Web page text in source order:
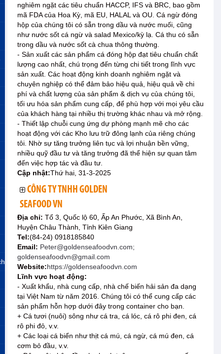
nghiêm ngặt các tiêu chuẩn HACCP, IFS và BRC, bao gồm
mã FDA của Hoa Kỳ, mã EU, HALAL và OU. Cá ngừ đóng
hộp của chúng tôi có sẵn trong dầu và nước muối, cũng
như nước sốt cá ngừ và salad Mexico/kỳ lạ. Cá thu có sẵn
trong dầu và nước sốt cà chua thông thường.
- Sản xuất các sản phẩm cá đóng hộp đạt tiêu chuẩn chất
lượng cao nhất, chú trọng đến từng chi tiết trong lĩnh vực
sản xuất. Các hoạt động kinh doanh nghiêm ngặt và
chuyên nghiệp có thể đảm bảo hiệu quả, hiệu quả về chi
phí và chất lượng của sản phẩm & dịch vụ của chúng tôi,
tối ưu hóa sản phẩm cung cấp, để phù hợp với mọi yêu cầu
của khách hàng tại nhiều thị trường khác nhau và mở rộng.
- Thiết lập chuỗi cung ứng dự phòng mạnh mẽ cho các
hoạt động với các Kho lưu trữ đông lạnh của riêng chúng
tôi. Nhờ sự tăng trưởng liên tục và lợi nhuận bền vững,
nhiều quỹ đầu tư và tăng trưởng đã thể hiện sự quan tâm
đến việc hợp tác và đầu tư.
Cập nhật:Thứ hai, 31-3-2025
CÔNG TY TNHH GOLDEN
SEAFOOD VN
Địa chỉ: Tổ 3, Quốc lộ 60, Ấp An Phước, Xã Bình An,
Huyện Châu Thành, Tỉnh Kiên Giang
Tel:(84-24) 0918185840
Email: Peter@goldenseafoodvn.com;
goldenseafoodvn@gmail.com
Website:https://goldenseafoodvn.com
Lĩnh vực hoạt động:
- Xuất khẩu, nhà cung cấp, nhà chế biến hải sản đa dạng
tại Việt Nam từ năm 2016. Chúng tôi có thể cung cấp các
sản phẩm hỗn hợp dưới đây trong container cho bạn.
+ Cá tươi (nuôi) sông như cá tra, cá lóc, cá rô phi đen, cá
rô phi đỏ, v.v.
+ Các loại cá biển như thịt cá mú, cá ngừ, cá mú đen, cá
cơm bỏ đầu, v.v.